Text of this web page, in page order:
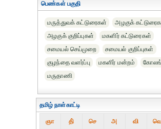
பெண்கள் பகுதி
மருத்துவக் கட்டுரைகள்
அழகுக்
அழகுக் குறிப்புகள்
மகளிர் கட்டுரைகள்
சமையல் செய்முறை
சமையல் குறிப்புகள்
குழந்தை வளர்ப்பு
மகளிர் மன்றம்
மருதாணி
தமிழ் நாள்காட்டி
ஞா தி் செ அ வி வெ